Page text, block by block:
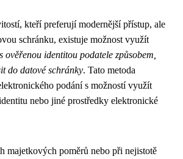
kteří preferují modernější přístup, ale
schránku, existuje možnost využít
ověřenou identitou podatele způsobem,
do datové schránky. Tato metoda
podání s možností využít
nebo jiné prostředky elektronické
majetkových poměrů nebo při nejistotě